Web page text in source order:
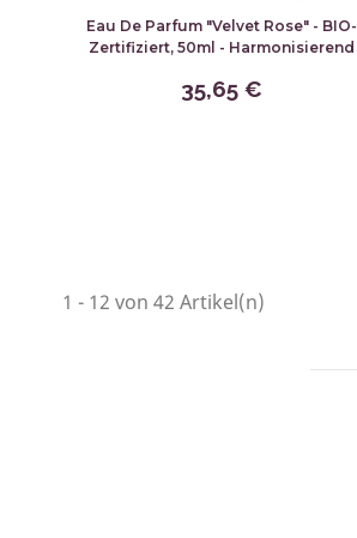
Eau De Parfum "Velvet Rose" - BIO-
Zertifiziert, 50ml - Harmonisierend
35,65 €
1 - 12 von 42 Artikel(n)